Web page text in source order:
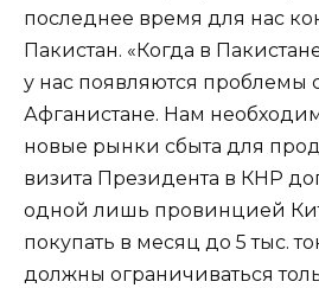
последнее время для нас
Пакистан. «Когда в
у нас появляются проблемы
Афганистане. Нам
новые рынки сбыта для
визита Президента в КНР
одной лишь провинцией
покупать в месяц до 5 тыс.
должны ограничиваться